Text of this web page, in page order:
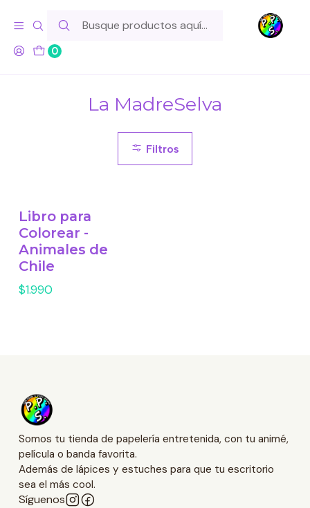
0
Hola! Si tu pedido incluye productos de fabricación propia,
ten en cuenta este tiempo para el despacho
La MadreSelva
Filtros
Libro para
Colorear -
Animales de
Chile
$1.990
Somos tu tienda de papelería entretenida, con tu animé,
película o banda favorita.
Además de lápices y estuches para que tu escritorio
sea el más cool.
Síguenos